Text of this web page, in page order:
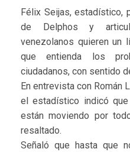
Félix Seijas, estadístico,
de Delphos y
venezolanos quieren un
que entienda los
ciudadanos, con sentido
En entrevista con Román
el estadístico indicó
están moviendo por
resaltado.
Señaló que hasta que